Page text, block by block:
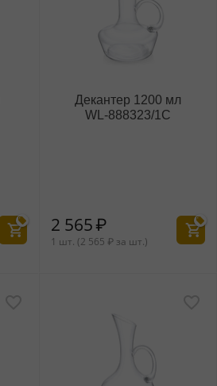
Декантер 1200 мл
WL‑888323/1C
2 565₽
1 шт. (2 565 ₽ за шт.)